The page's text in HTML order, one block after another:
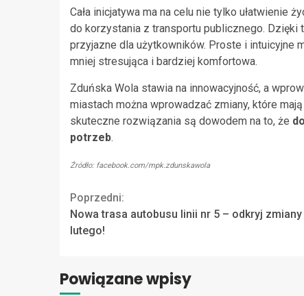
Cała inicjatywa ma na celu nie tylko ułatwienie
do korzystania z transportu publicznego.
przyjazne dla użytkowników. Proste i intuicyjne
mniej stresująca i bardziej komfortowa.
Zduńska Wola stawia na innowacyjność, a
miastach można wprowadzać zmiany, które
skuteczne rozwiązania są dowodem na to, że
potrzeb.
Źródło: facebook.com/mpk.zdunskawola
Continue
Reading
Poprzedni:
Nowa trasa autobusu linii nr 5 – odkryj zmiany
lutego!
Powiązane wpisy